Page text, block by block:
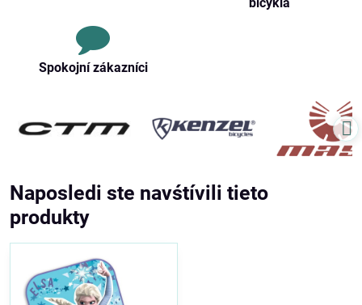
Spokojní zákazníci
Naposledi ste navśtívili tieto
produkty